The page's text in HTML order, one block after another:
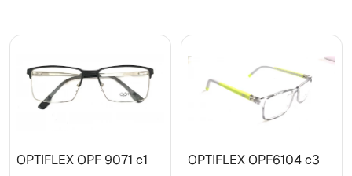
OPTIFLEX OPF 9071 c1 OPTIFLEX OPF6104 c3